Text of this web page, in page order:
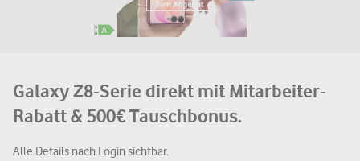
Galaxy Z8-Serie direkt mit Mitarbeiter-
Rabatt & 500€ Tauschbonus.
Alle Details nach Login sichtbar.